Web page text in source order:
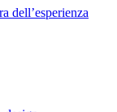
dell’esperienza